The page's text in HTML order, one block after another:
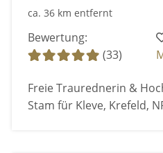
ca. 36 km entfernt
Bewertung:
(33)
Freie Traurednerin &
Stam für Kleve, Krefeld,